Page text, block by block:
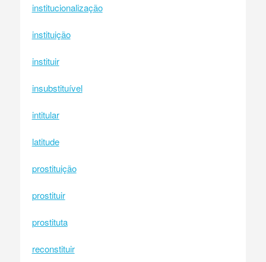
institucionalização
instituição
instituir
insubstituível
intitular
latitude
prostituição
prostituir
prostituta
reconstituir